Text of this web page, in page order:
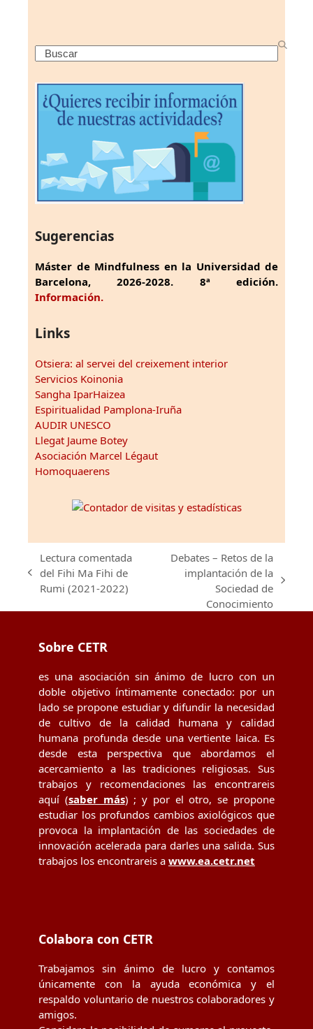
Search
Sugerencias
Máster de Mindfulness en la Universidad de
Barcelona, 2026-2028. 8ª edición.
Información.
Links
Otsiera: al servei del creixement interior
Servicios Koinonia
Sangha IparHaizea
Espiritualidad Pamplona-Iruña
AUDIR UNESCO
Llegat Jaume Botey
Asociación Marcel Légaut
Homoquaerens
previous
post:
Lectura comentada
del Fihi Ma Fihi de
Rumi (2021-2022)
Debates – Retos de la
implantación de la
Sociedad de
Conocimiento
Sobre CETR
es una asociación sin ánimo de lucro con un
doble objetivo íntimamente conectado: por un
lado se propone estudiar y difundir la necesidad
de cultivo de la calidad humana y calidad
humana profunda desde una vertiente laica. Es
desde esta perspectiva que abordamos el
acercamiento a las tradiciones religiosas. Sus
trabajos y recomendaciones las encontrareis
aquí (saber más) ; y por el otro, se propone
estudiar los profundos cambios axiológicos que
provoca la implantación de las sociedades de
innovación acelerada para darles una salida. Sus
trabajos los encontrareis a www.ea.cetr.net
Colabora con CETR
Trabajamos sin ánimo de lucro y contamos
únicamente con la ayuda económica y el
respaldo voluntario de nuestros colaboradores y
amigos.